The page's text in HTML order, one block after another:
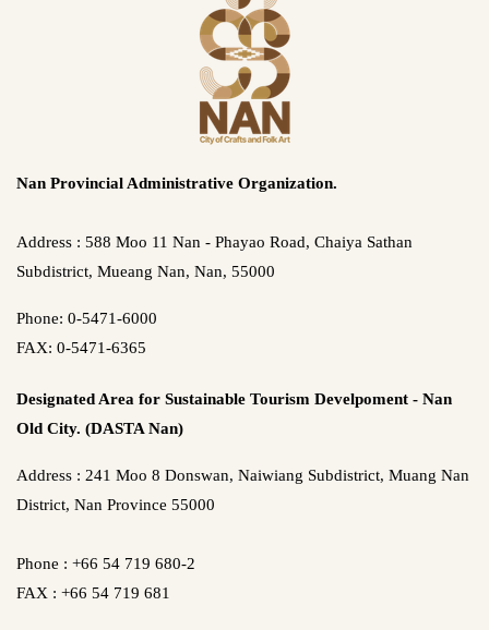
Nan Provincial Administrative Organization.
Address : 588 Moo 11 Nan - Phayao Road, Chaiya Sathan
Subdistrict, Mueang Nan, Nan, 55000
Phone: 0-5471-6000
FAX: 0-5471-6365
Designated Area for Sustainable Tourism Develpoment - Nan
Old City. (DASTA Nan)
Address : 241 Moo 8 Donswan, Naiwiang Subdistrict, Muang Nan
District, Nan Province 55000
Phone : +66 54 719 680-2
FAX : +66 54 719 681